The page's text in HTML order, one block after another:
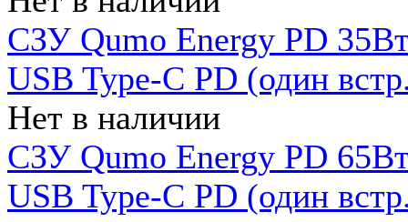
СЗУ Qumo Energy PD
USB Type-C PD (один
Нет в наличии
СЗУ Qumo Energy PD
USB Type-C PD (один